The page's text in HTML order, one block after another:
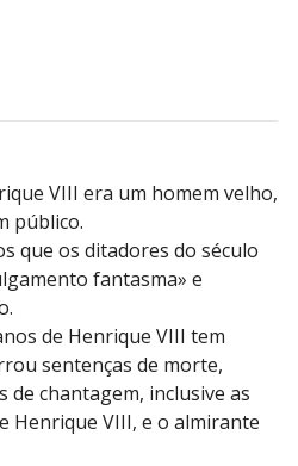
VIII era um homem velho,
público.
que os ditadores do século
fantasma» e
de Henrique VIII tem
sentenças de morte,
de chantagem, inclusive as
Henrique VIII, e o almirante